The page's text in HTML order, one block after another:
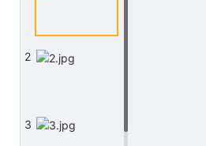
2
3